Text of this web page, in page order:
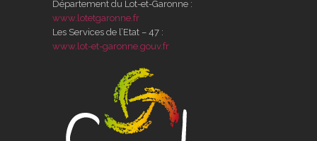
Département du Lot-et-Garonne :
www.lotetgaronne.fr
Les Services de l’Etat – 47 :
www.lot-et-garonne.gouv.fr